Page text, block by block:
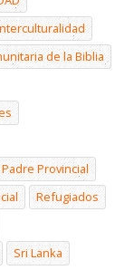
de la Biblia
Padre Provincial
Refugiados
Sri Lanka